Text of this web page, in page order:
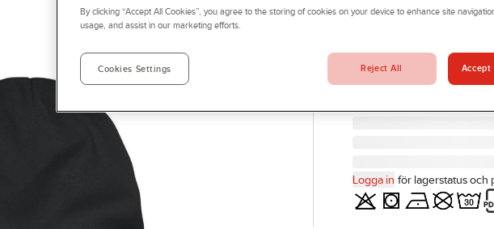
CLIQUE
MÖSSA BAILY SVART
Artikelnr: 910480
Logga in för lagerstatus och
By clicking “Accept All Cookies”, you agree to the storing of cookies on your device to enhance site
usage, and assist in our marketing efforts.
Cookies Settings Reject All Accept